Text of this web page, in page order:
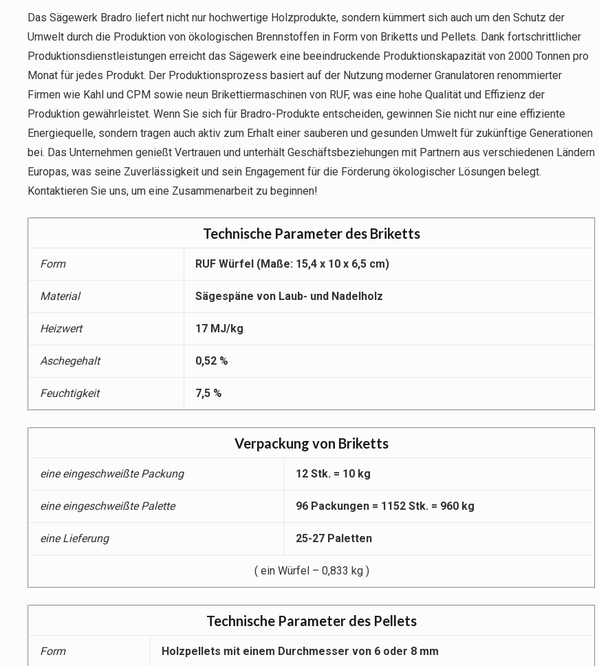
Das Sägewerk Bradro liefert nicht nur hochwertige Holzprodukte, sondern kümmert sich auch um den Schutz der
Umwelt durch die Produktion von ökologischen Brennstoffen in Form von Briketts und Pellets. Dank fortschrittlicher
Produktionsdienstleistungen erreicht das Sägewerk eine beeindruckende Produktionskapazität von 2000 Tonnen pro
Monat für jedes Produkt. Der Produktionsprozess basiert auf der Nutzung moderner Granulatoren renommierter
Firmen wie Kahl und CPM sowie neun Brikettiermaschinen von RUF, was eine hohe Qualität und Effizienz der
Produktion gewährleistet. Wenn Sie sich für Bradro-Produkte entscheiden, gewinnen Sie nicht nur eine effiziente
Energiequelle, sondern tragen auch aktiv zum Erhalt einer sauberen und gesunden Umwelt für zukünftige Generationen
bei. Das Unternehmen genießt Vertrauen und unterhält Geschäftsbeziehungen mit Partnern aus verschiedenen Ländern
Europas, was seine Zuverlässigkeit und sein Engagement für die Förderung ökologischer Lösungen belegt.
Kontaktieren Sie uns, um eine Zusammenarbeit zu beginnen!
Technische Parameter des Briketts
Form RUF Würfel (Maße: 15,4 x 10 x 6,5 cm)
Material Sägespäne von Laub- und Nadelholz
Heizwert 17 MJ/kg
Aschegehalt 0,52 %
Feuchtigkeit 7,5 %
Verpackung von Briketts
eine eingeschweißte Packung 12 Stk. = 10 kg
eine eingeschweißte Palette 96 Packungen = 1152 Stk. = 960 kg
eine Lieferung 25-27 Paletten
( ein Würfel – 0,833 kg )
Technische Parameter des Pellets
Form Holzpellets mit einem Durchmesser von 6 oder 8 mm